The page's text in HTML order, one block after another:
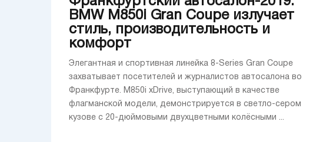
BMW M850i Gran Coupe излучает
стиль, производительность и
комфорт
Элегантная и спортивная линейка 8-Series Gran Coupe
захватывает посетителей и журналистов автосалона во
Франкфурте. M850i xDrive, выступающий в качестве
флагманской модели, демонстрируется в светло-сером
кузове с 20-дюймовыми двухцветными колёсными ...